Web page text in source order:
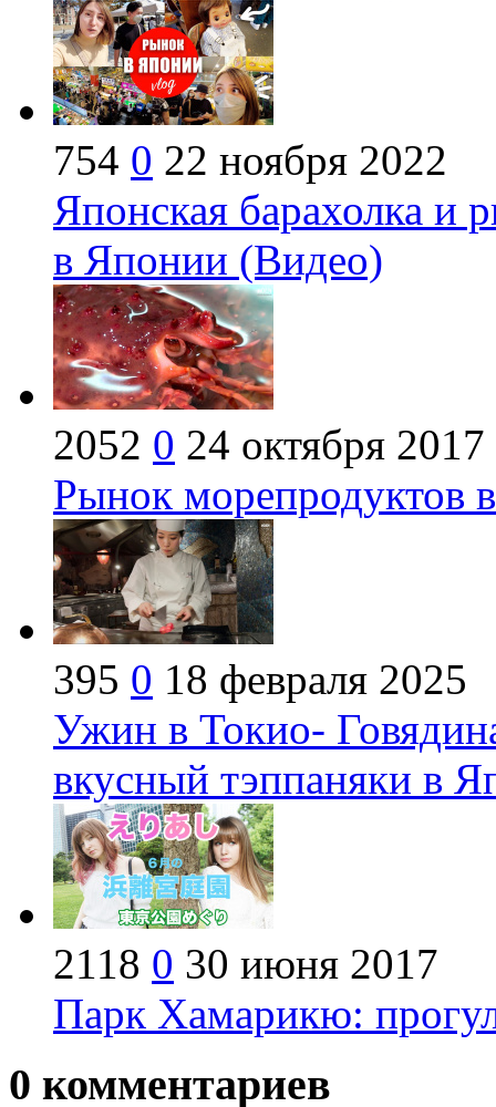
754 0 22 ноября 2022
Японская барахолка
в Японии (Видео)
2052 0 24 октября 2017
Рынок морепродуктов
395 0 18 февраля 2025
Ужин в Токио-
вкусный тэппаняки в
2118 0 30 июня 2017
Парк Хамарикю:
0 комментариев